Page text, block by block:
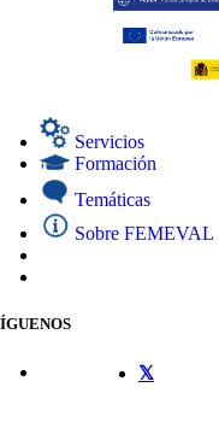
Servicios
Formación
Temáticas
Sobre FEMEVAL